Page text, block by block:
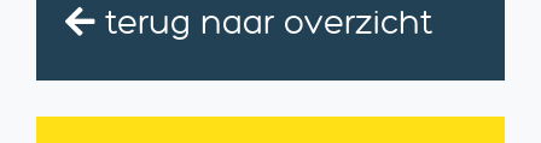
terug naar overzicht